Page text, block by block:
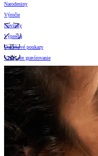
Narodeniny
Výročie
Novinky
Výpredaj
Darčekové poukazy
Vzory pre gravírovanie